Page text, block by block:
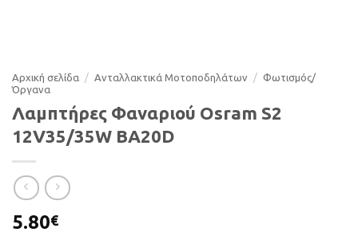
Αρχική σελίδα / Ανταλλακτικά Μοτοποδηλάτων / Φωτισµός/
Όργανα
Λαμπτήρες Φαναριού Osram S2
12V35/35W BA20D
5.80€